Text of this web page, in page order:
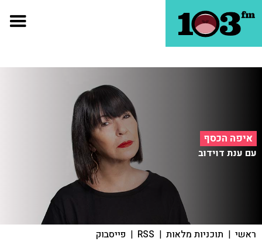
איפה הכסף
עם ענת דוידוב
ראשי | תוכניות מלאות |
RSS
| פייסבוק